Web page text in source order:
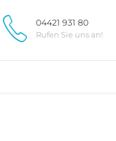
04421 931 80
Rufen Sie uns an!